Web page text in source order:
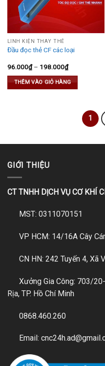
LINH KIỆN THAY THẾ
Đầu đọc thẻ CF các loại
96.000₫– 198.000₫
THÊM VÀO GIỎ HÀNG
1
GIỚI THIỆU
CT TNHH DỊCH VỤ CƠ KHÍ
MST: 0311070151
VP HCM: 14/16A Cây
CN HN: 242 Tuyến 4, Xã
Xưởng Gia Công: 703/
Rịa, TP. Hồ Chí Minh
0868.460.260
Email: